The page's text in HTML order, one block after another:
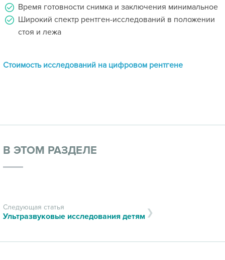
Время готовности снимка и заключения минимальное
Широкий спектр рентген-исследований в положении
стоя и лежа
Стоимость исследований на цифровом рентгене
В ЭТОМ РАЗДЕЛЕ
Следующая статья
Ультразвуковые исследования детям